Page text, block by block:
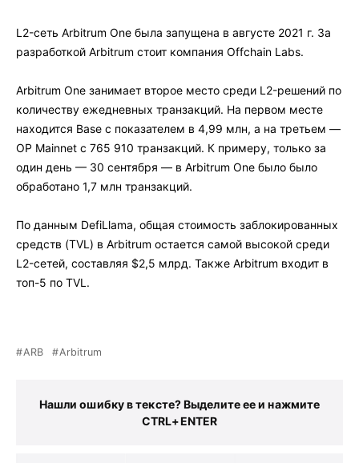
L2-сеть Arbitrum One была запущена в августе 2021 г. За
разработкой Arbitrum стоит компания Offchain Labs.
Arbitrum One занимает второе место среди L2-решений по
количеству ежедневных транзакций. На первом месте
находится Base с показателем в 4,99 млн, а на третьем —
OP Mainnet с 765 910 транзакций. К примеру, только за
один день — 30 сентября — в Arbitrum One было было
обработано 1,7 млн транзакций.
По данным DefiLlama, общая стоимость заблокированных
средств (TVL) в Arbitrum остается самой высокой среди
L2-сетей, составляя $2,5 млрд. Также Arbitrum входит в
топ-5 по TVL.
ARB Arbitrum
Нашли ошибку в тексте? Выделите ее и нажмите
CTRL+ENTER